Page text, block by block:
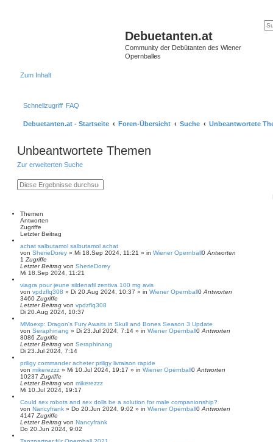
Debuetanten.at
Community der Debütanten des Wiener
Opernballes
Zum Inhalt
Schnellzugriff FAQ
Debuetanten.at - Startseite Foren-Übersicht Suche Unbeantwortete
Unbeantwortete Themen
Zur erweiterten Suche
S
u
E
r
S
Themen
Antworten
Zugriffe
Letzter Beitrag
achat salbutamol salbutamol achat
von SherieDorey » Mi 18.Sep 2024, 11:21 » in Wiener Opernball0 Antworten
1 Zugriffe
Letzter Beitrag von SherieDorey
Mi 18.Sep 2024, 11:21
viagra pour jeune sildenafil zentiva 100 mg avis
von vpdzflq308 » Di 20.Aug 2024, 10:37 » in Wiener Opernball0 Antworten
3460 Zugriffe
Letzter Beitrag von vpdzflq308
Di 20.Aug 2024, 10:37
MMoexp: Dragon's Fury Awaits in Skull and Bones Season 3 Update
von Seraphinang » Di 23.Jul 2024, 7:14 » in Wiener Opernball0 Antworten
8086 Zugriffe
Letzter Beitrag von Seraphinang
Di 23.Jul 2024, 7:14
priligy commander acheter priligy livraison rapide
von mikerezzz » Mi 10.Jul 2024, 19:17 » in Wiener Opernball0 Antworten
10237 Zugriffe
Letzter Beitrag von mikerezzz
Mi 10.Jul 2024, 19:17
Could sex robots and sex dolls be a solution for male companionship?
von Nancyfrank » Do 20.Jun 2024, 9:02 » in Wiener Opernball0 Antworten
4147 Zugriffe
Letzter Beitrag von Nancyfrank
Do 20.Jun 2024, 9:02